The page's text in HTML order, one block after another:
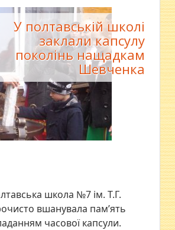
У полтавській школі
заклали капсулу
поколінь нащадкам
Шевченка
школа №7 ім. Т.Г.
вшанувала пам’ять
часової капсули.